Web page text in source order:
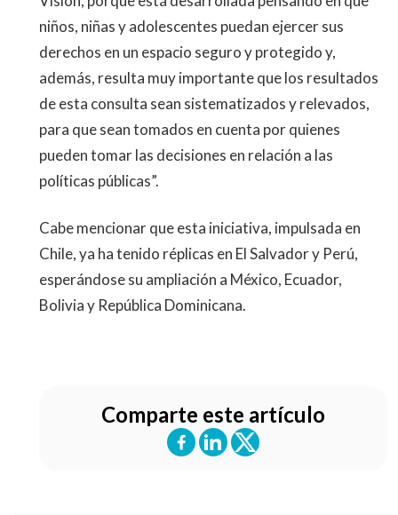
niños, niñas y adolescentes puedan ejercer sus
derechos en un espacio seguro y protegido y,
además, resulta muy importante que los resultados
de esta consulta sean sistematizados y relevados,
para que sean tomados en cuenta por quienes
pueden tomar las decisiones en relación a las
políticas públicas”.
Cabe mencionar que esta iniciativa, impulsada en
Chile, ya ha tenido réplicas en El Salvador y Perú,
esperándose su ampliación a México, Ecuador,
Bolivia y República Dominicana.
Comparte este artículo